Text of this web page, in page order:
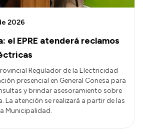
el EPRE atenderá reclamos
2026
Regulador de la Electricidad
presencial en General Conesa para
y brindar asesoramiento sobre
La atención se realizará a partir de las
Municipalidad.